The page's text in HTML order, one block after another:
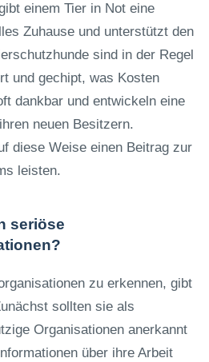
einem Tier in Not eine
Zuhause und unterstützt den
sind in der Regel
und gechipt, was Kosten
dankbar und entwickeln eine
neuen Besitzern.
diese Weise einen Beitrag zur
leisten.
seriöse
zu erkennen, gibt
sollten sie als
Organisationen anerkannt
über ihre Arbeit